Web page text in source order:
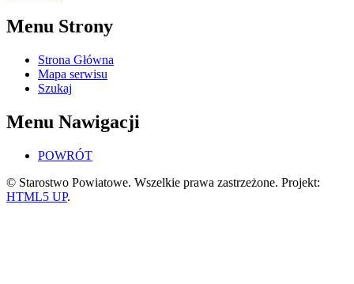
Menu Strony
Strona Główna
Mapa serwisu
Szukaj
Menu Nawigacji
POWRÓT
© Starostwo Powiatowe. Wszelkie prawa zastrzeżone. Projekt:
HTML5 UP.